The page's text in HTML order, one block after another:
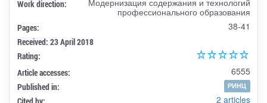
Work direction:
профессионального образования
Pages: 38-41
Received: 23 April 2018
Rating:
Article accesses:
6555
Published in: РИНЦ
Cited by: 2 articles